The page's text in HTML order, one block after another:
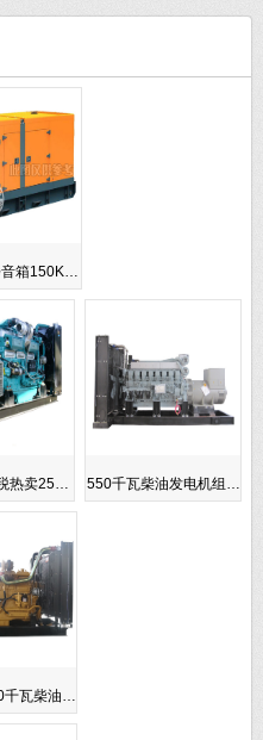
音箱150K…
热卖25… 550千瓦柴油发电机组…
千瓦柴油…